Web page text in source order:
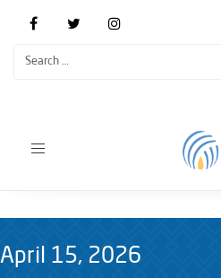
Toggle
April 15, 2026